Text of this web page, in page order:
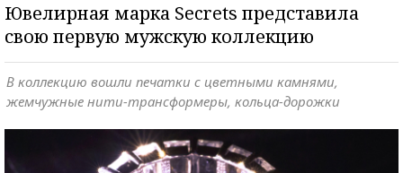
Ювелирная марка Secrets представила
свою первую мужскую коллекцию
В коллекцию вошли печатки с цветными камнями,
жемчужные нити-трансформеры, кольца-дорожки